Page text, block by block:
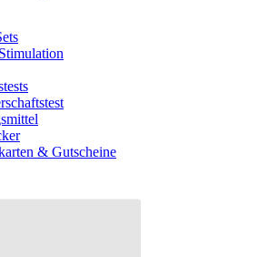
& Gutscheine